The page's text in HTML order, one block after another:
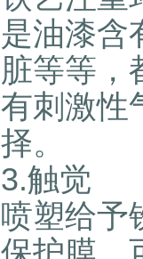
是油漆含
脏等等，
有刺激性
择。
3.触觉
喷塑给予